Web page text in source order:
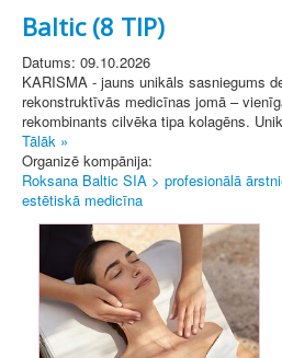
Baltic (8 TIP)
Datums: 09.10.2026
KARISMA - jauns unikāls sasniegums
rekonstruktīvās medicīnas jomā –
rekombinants cilvēka tipa kolagēns.
Tālāk »
Organizē kompānija:
Roksana Baltic SIA > profesionālā
estētiskā medicīna